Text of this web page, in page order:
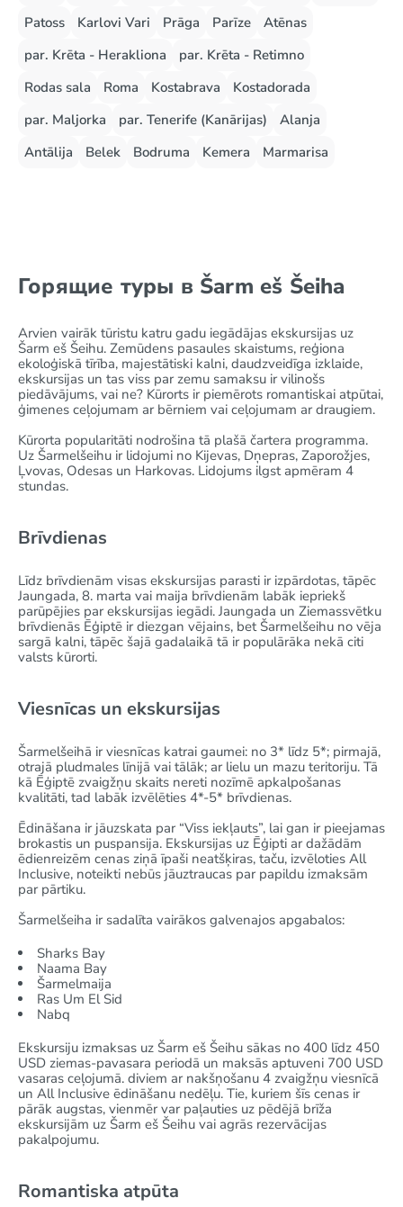
Patoss
Karlovi Vari Prāga Parīze
Atēnas
par. Krēta - Herakliona
par. Krēta - Retimno
Rodas sala
Roma Kostabrava
Kostadorada
par. Maljorka
par. Tenerife (Kanārijas)
Alanja
Antālija
Belek Bodruma Kemera Marmarisa
Горящие туры в Šarm eš Šeiha
Arvien vairāk tūristu katru gadu iegādājas ekskursijas uz
Šarm eš Šeihu. Zemūdens pasaules skaistums, reģiona
ekoloģiskā tīrība, majestātiski kalni, daudzveidīga izklaide,
ekskursijas un tas viss par zemu samaksu ir vilinošs
piedāvājums, vai ne? Kūrorts ir piemērots romantiskai atpūtai,
ģimenes ceļojumam ar bērniem vai ceļojumam ar draugiem.
Kūrorta popularitāti nodrošina tā plašā čartera programma.
Uz Šarmelšeihu ir lidojumi no Kijevas, Dņepras, Zaporožjes,
Ļvovas, Odesas un Harkovas. Lidojums ilgst apmēram 4
stundas.
Brīvdienas
Līdz brīvdienām visas ekskursijas parasti ir izpārdotas, tāpēc
Jaungada, 8. marta vai maija brīvdienām labāk iepriekš
parūpējies par ekskursijas iegādi. Jaungada un Ziemassvētku
brīvdienās Ēģiptē ir diezgan vējains, bet Šarmelšeihu no vēja
sargā kalni, tāpēc šajā gadalaikā tā ir populārāka nekā citi
valsts kūrorti.
Viesnīcas un ekskursijas
Šarmelšeihā ir viesnīcas katrai gaumei: no 3* līdz 5*; pirmajā,
otrajā pludmales līnijā vai tālāk; ar lielu un mazu teritoriju. Tā
kā Ēģiptē zvaigžņu skaits nereti nozīmē apkalpošanas
kvalitāti, tad labāk izvēlēties 4*-5* brīvdienas.
Ēdināšana ir jāuzskata par “Viss iekļauts”, lai gan ir pieejamas
brokastis un puspansija. Ekskursijas uz Ēģipti ar dažādām
ēdienreizēm cenas ziņā īpaši neatšķiras, taču, izvēloties All
Inclusive, noteikti nebūs jāuztraucas par papildu izmaksām
par pārtiku.
Šarmelšeiha ir sadalīta vairākos galvenajos apgabalos:
Sharks Bay
Naama Bay
Šarmelmaija
Ras Um El Sid
Nabq
Ekskursiju izmaksas uz Šarm eš Šeihu sākas no 400 līdz 450
USD ziemas-pavasara periodā un maksās aptuveni 700 USD
vasaras ceļojumā. diviem ar nakšņošanu 4 zvaigžņu viesnīcā
un All Inclusive ēdināšanu nedēļu. Tie, kuriem šīs cenas ir
pārāk augstas, vienmēr var paļauties uz pēdējā brīža
ekskursijām uz Šarm eš Šeihu vai agrās rezervācijas
pakalpojumu.
Romantiska atpūta